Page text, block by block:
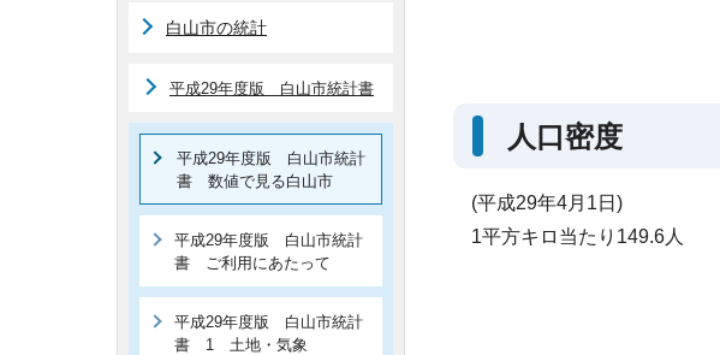
人口密度
(平成29年4月1日)
1平方キロ当たり149.6人
白山市の統計
平成29年度版 白山市統計書
平成29年度版 白山市統計
書 数値で見る白山市
平成29年度版 白山市統計
書 ご利用にあたって
平成29年度版 白山市統計
書 1 土地・気象